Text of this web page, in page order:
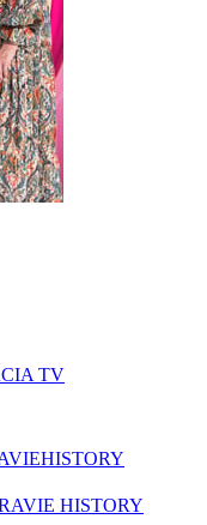
TV
HISTORY
HISTORY